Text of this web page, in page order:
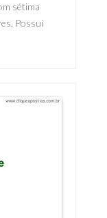
sétima
Possui